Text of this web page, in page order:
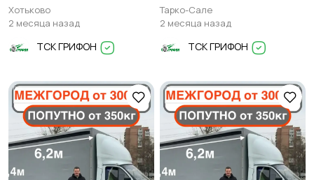
тонн
Хотьково
2 месяца назад
ТСК ГРИФОН
тонн
Тарко-Сале
2 месяца назад
ТСК ГРИФОН